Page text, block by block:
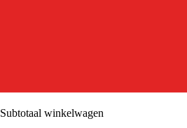
Subtotaal winkelwagen